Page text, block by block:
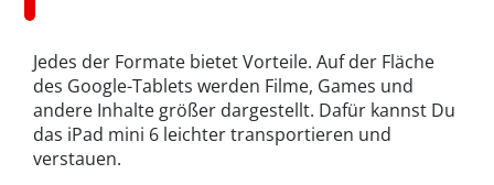
Jedes der Formate bietet Vorteile. Auf der Fläche
des Google-Tablets werden Filme, Games und
andere Inhalte größer dargestellt. Dafür kannst Du
das iPad mini 6 leichter transportieren und
verstauen.